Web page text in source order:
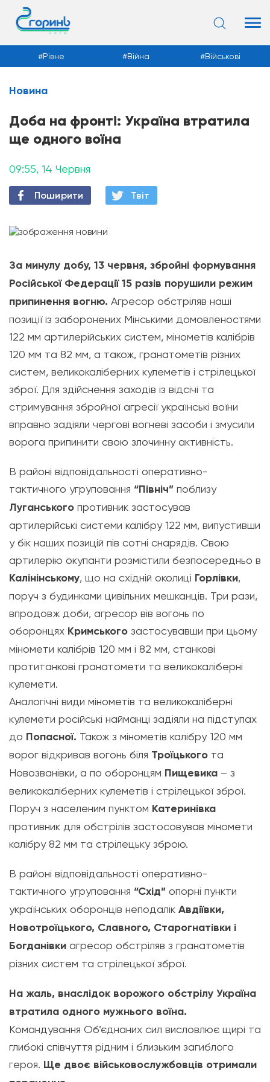
Новини
Рівне Війна Військові
Новина
Доба на фронті: Україна втратила
ще одного воїна
09:55, 14 Червня
Поширити Твiт
За минулу добу, 13 червня, збройні формування
Російської Федерації 15 разів порушили режим
припинення вогню. Агресор обстріляв наші
позиції із заборонених Мінськими домовленостями
122 мм артилерійських систем, мінометів калібрів
120 мм та 82 мм, а також, гранатометів різних
систем, великокаліберних кулеметів і стрілецької
зброї. Для здійснення заходів із відсічі та
стримування збройної агресії українські воїни
вправно задіяли чергові вогневі засоби і змусили
ворога припинити свою злочинну активність.
В районі відповідальності оперативно-
тактичного угруповання “Північ” поблизу
Луганського противник застосував
артилерійські системи калібру 122 мм, випустивши
у бік наших позицій пів сотні снарядів. Свою
артилерію окупанти розмістили безпосередньо в
Калінінському, що на східній околиці Горлівки,
поруч з будинками цивільних мешканців. Три рази,
впродовж доби, агресор вів вогонь по
оборонцях Кримського застосувавши при цьому
міномети калібрів 120 мм і 82 мм, станкові
протитанкові гранатомети та великокаліберні
кулемети.
Аналогічні види мінометів та великокаліберні
кулемети російські найманці задіяли на підступах
до Попасної. Також з мінометів калібру 120 мм
ворог відкривав вогонь біля Троїцького та
Новозванівки, а по оборонцям Пищевика – з
великокаліберних кулеметів і стрілецької зброї.
Поруч з населеним пунктом Катеринівка
противник для обстрілів застосовував міномети
калібру 82 мм та стрілецьку зброю.
В районі відповідальності оперативно-
тактичного угруповання “Схід” опорні пункти
українських оборонців неподалік Авдіївки,
Новотроїцького, Славного, Старогнатівки і
Богданівки агресор обстріляв з гранатометів
різних систем та стрілецької зброї.
На жаль, внаслідок ворожого обстрілу Україна
втратила одного мужнього воїна.
Командування Об’єднаних сил висловлює щирі та
глибокі співчуття рідним і близьким загиблого
героя. Ще двоє військовослужбовців отримали